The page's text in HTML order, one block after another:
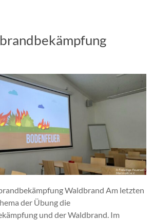
Waldbrand Am letzten
der Übung die
und der Waldbrand. Im